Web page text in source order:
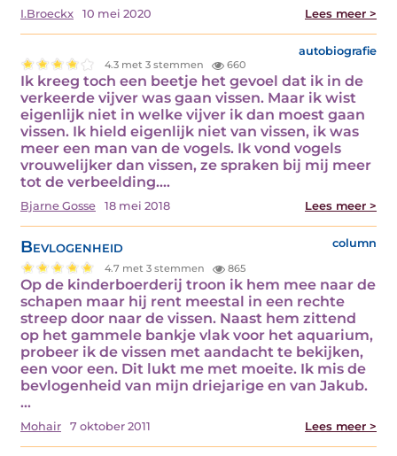
I.Broeckx 10 mei 2020 Lees meer >
autobiografie
4.3 met 3 stemmen 660
Ik kreeg toch een beetje het gevoel dat ik in de
verkeerde vijver was gaan vissen. Maar ik wist
eigenlijk niet in welke vijver ik dan moest gaan
vissen. Ik hield eigenlijk niet van vissen, ik was
meer een man van de vogels. Ik vond vogels
vrouwelijker dan vissen, ze spraken bij mij meer
tot de verbeelding.…
Bjarne Gosse 18 mei 2018 Lees meer >
Bevlogenheid column
4.7 met 3 stemmen 865
Op de kinderboerderij troon ik hem mee naar de
schapen maar hij rent meestal in een rechte
streep door naar de vissen. Naast hem zittend
op het gammele bankje vlak voor het aquarium,
probeer ik de vissen met aandacht te bekijken,
een voor een. Dit lukt me met moeite. Ik mis de
bevlogenheid van mijn driejarige en van Jakub.
…
Mohair 7 oktober 2011 Lees meer >